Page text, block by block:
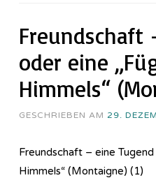
Freundschaft
oder eine
Himmels“
GESCHRIEBEN AM 29.
Freundschaft – eine
Himmels“ (Montaigne) (1)